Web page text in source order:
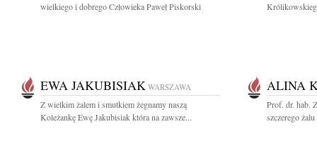
wielkiego i dobrego Człowieka Paweł Piskorski
EWA JAKUBISIAK WARSZAWA
Z wielkim żalem i smutkiem żegnamy naszą
Koleżankę Ewę Jakubisiak która na zawsze...
ALINA
Prof. dr. hab.
szczerego